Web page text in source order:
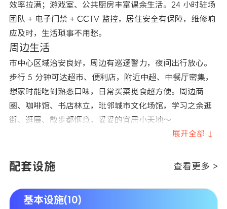
效率拉满；游戏室、公共厨房丰富课余生活。24 小时驻场
团队 + 电子门禁 + CCTV 监控，居住安全有保障，维修响
应及时，生活琐事不用愁。
周边生活
市中心区域治安良好，周边有巡逻警力，夜间出行放心。
步行 5 分钟可达超市、便利店，附近中超、中餐厅密集，
想家时能吃到熟悉口味，日常买菜觅食超方便。周边商
圈、咖啡馆、书店林立，毗邻城市文化场馆，学习之余逛
街、逛展、散步都惬意，妥妥的宜居小天地～
展开全部 ↓
配套设施 查看更多 >
基本设施(10)